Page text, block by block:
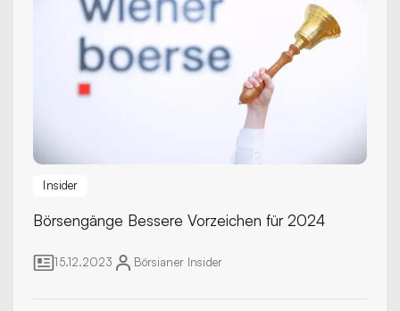
Insider
Börsengänge Bessere Vorzeichen für 2024
15.12.2023 Börsianer Insider